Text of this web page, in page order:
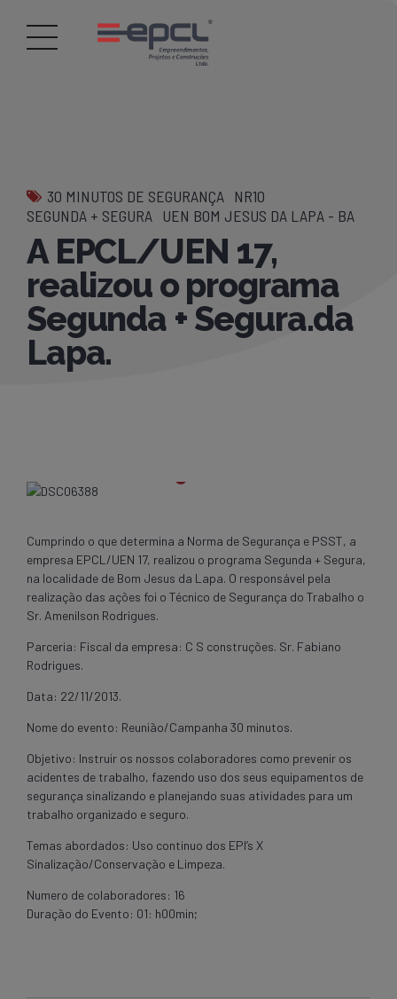
30 MINUTOS DE SEGURANÇA NR10
SEGUNDA + SEGURA UEN BOM JESUS DA LAPA - BA
A EPCL/UEN 17,
realizou o programa
Segunda + Segura.da
Lapa.
Cumprindo o que determina a Norma de Segurança e PSST, a
empresa EPCL/UEN 17, realizou o programa Segunda + Segura,
na localidade de Bom Jesus da Lapa. O responsável pela
realização das ações foi o Técnico de Segurança do Trabalho o
Sr. Amenilson Rodrigues.
Parceria: Fiscal da empresa: C S construções. Sr. Fabiano
Rodrigues.
Data: 22/11/2013.
Nome do evento: Reunião/Campanha 30 minutos.
Objetivo: Instruir os nossos colaboradores como prevenir os
acidentes de trabalho, fazendo uso dos seus equipamentos de
segurança sinalizando e planejando suas atividades para um
trabalho organizado e seguro.
Temas abordados: Uso continuo dos EPI’s X
Sinalização/Conservação e Limpeza.
Numero de colaboradores: 16
Duração do Evento: 01: h00min;